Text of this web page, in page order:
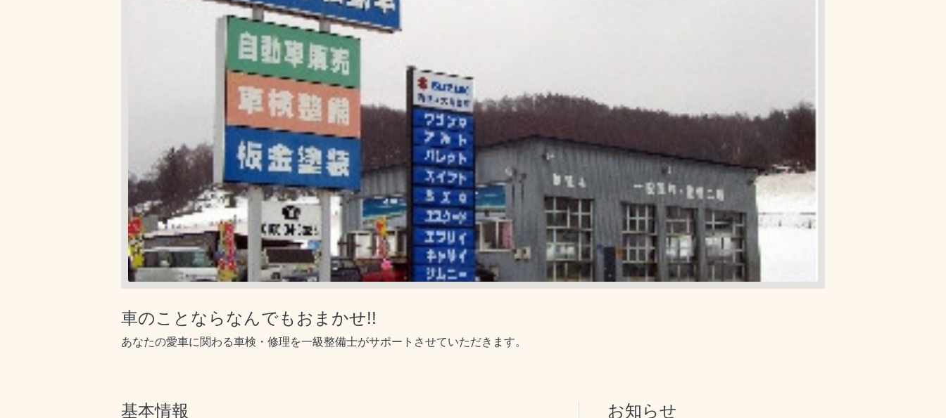
車のことならなんでもおまかせ!!
あなたの愛車に関わる車検・修理を一級整備士がサポートさせていただきます。
基本情報 お知らせ